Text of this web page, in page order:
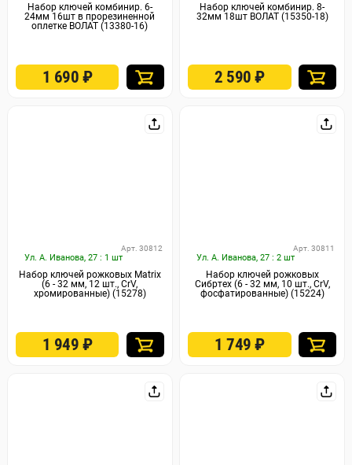
Набор ключей комбинир. 6-
24мм 16шт в прорезиненной
оплетке ВОЛАТ (13380-16)
1 690 ₽
Набор ключей комбинир. 8-
32мм 18шт ВОЛАТ (15350-18)
2 590₽
Ул. А. Иванова, 27 : 1 шт
Арт. 30812
Набор ключей рожковых Matrix
(6 - 32 мм, 12 шт., CrV,
хромированные) (15278)
1 949 ₽
Ул. А. Иванова, 27 : 2 шт
Арт. 30811
Набор ключей рожковых
Сибртех (6 - 32 мм, 10 шт., CrV,
фосфатированные) (15224)
1 749₽